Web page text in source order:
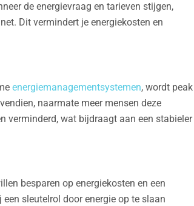
de energievraag en tarieven stijgen,
Dit vermindert je energiekosten en
energiemanagementsystemen, wordt peak
naarmate meer mensen deze
verminderd, wat bijdraagt aan een stabieler
besparen op energiekosten en een
sleutelrol door energie op te slaan